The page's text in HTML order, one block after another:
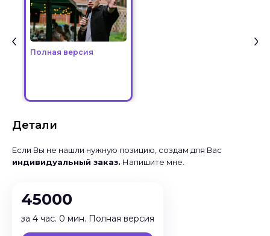
Полная версия
Детали
Если Вы не нашли нужную позицию, создам для Вас
индивидуальный заказ. Напишите мне.
45000
за 4 час. 0 мин. Полная версия